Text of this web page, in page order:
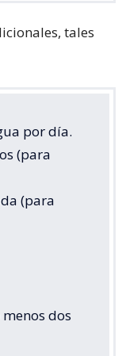
tales
por día.
(para
(para
dos